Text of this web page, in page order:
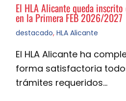
El HLA Alicante queda
en la Primera FEB 2026/2027
destacado, HLA Alicante
El HLA Alicante ha
forma satisfactoria
trámites requeridos…